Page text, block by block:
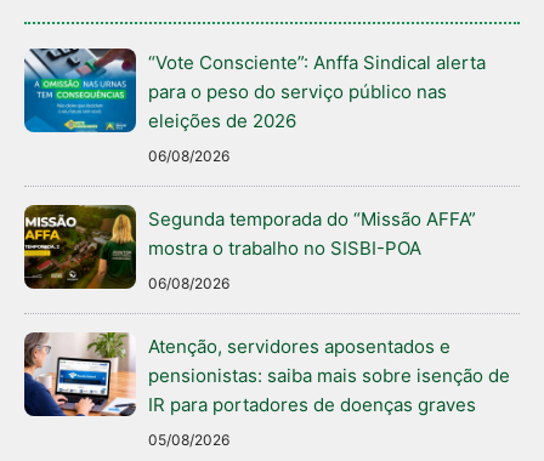
“Vote Consciente”: Anffa Sindical alerta
para o peso do serviço público nas
eleições de 2026
06/08/2026
Segunda temporada do “Missão AFFA”
mostra o trabalho no SISBI-POA
06/08/2026
Atenção, servidores aposentados e
pensionistas: saiba mais sobre isenção de
IR para portadores de doenças graves
05/08/2026